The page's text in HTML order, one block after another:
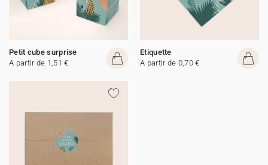
Petit cube surprise
A partir de 1,51 €
Etiquette
A partir de 0,70 €